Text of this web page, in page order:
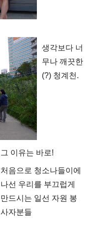
생각보다 너
무나 깨끗한
(?) 청계천.
그 이유는 바로!
처음으로 청소나들이에
나선 우리를 부끄럽게
만드시는 일선 자원 봉
사자분들